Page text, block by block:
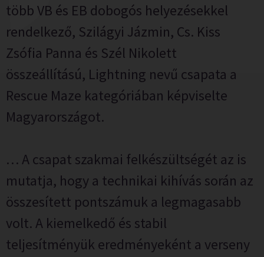
több VB és EB dobogós helyezésekkel
rendelkező, Szilágyi Jázmin, Cs. Kiss
Zsófia Panna és Szél Nikolett
összeállítású, Lightning nevű csapata a
Rescue Maze kategóriában képviselte
Magyarországot.
…A csapat szakmai felkészültségét az is
mutatja, hogy a technikai kihívás során az
összesített pontszámuk a legmagasabb
volt. A kiemelkedő és stabil
teljesítményük eredményeként a verseny